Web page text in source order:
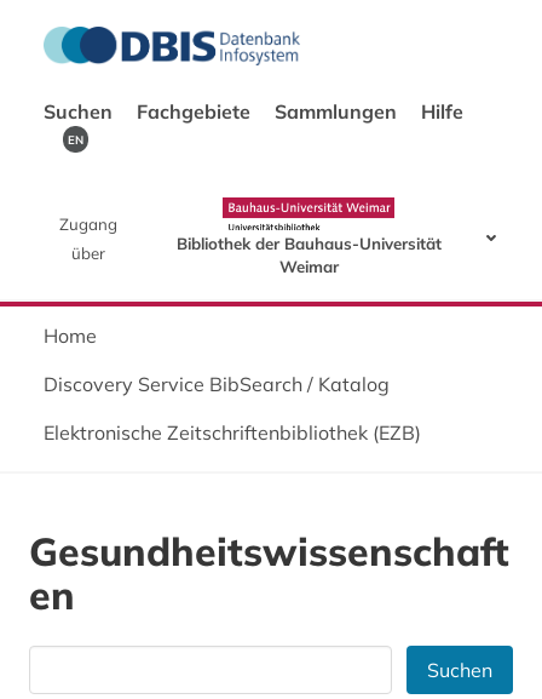
Suchen Fachgebiete Sammlungen Hilfe
EN
Zugang
über
Bibliothek der Bauhaus-Universität
Weimar
Home
Discovery Service BibSearch / Katalog
Elektronische Zeitschriftenbibliothek (EZB)
Gesundheitswissenschaft
en
Suchen